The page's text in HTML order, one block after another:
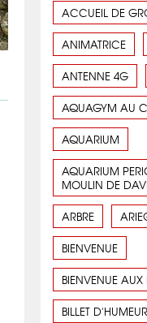
ACCUEIL DE
ANIMATRICE
ANTENNE 4G
AQUAGYM AU
AQUARIUM
AQUARIUM
MOULIN DE
ARBRE
BIENVENUE
BIENVENUE
BILLET D'HUMEUR